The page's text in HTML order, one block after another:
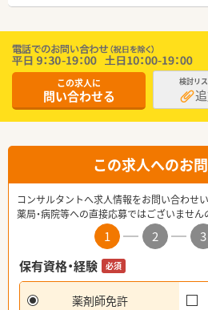
この求人に
問い合わせる
検討リ
この求人へのお
コンサルタントへ求人情報をお問い合わせ
薬局・病院等への直接応募ではございません
1 2 3
保有資格・経験
必須
薬剤師免許